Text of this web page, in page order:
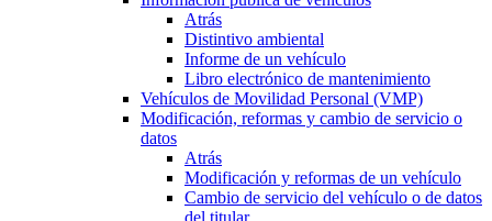
Atrás
Distintivo ambiental
Informe de un vehículo
Libro electrónico de mantenimiento
Vehículos de Movilidad Personal (VMP)
Modificación, reformas y cambio de servicio o
datos
Atrás
Modificación y reformas de un vehículo
Cambio de servicio del vehículo o de datos